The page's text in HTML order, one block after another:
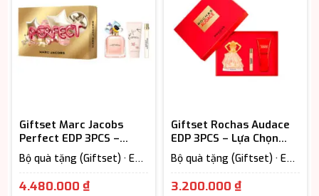
Giftset Marc Jacobs
Perfect EDP 3PCS –
Hương Tươi Mới Nhưng
Không Hòa Lẫn
Bộ quà tặng (Giftset) · EDP
hương từ 7-12h) · Floral –
4.480.000₫
Giftset Rochas Audace
EDP 3PCS – Lựa Chọn
Hoàn Hảo Cho Quà Tặng
Bộ quà tặng (Giftset) · EDP
hương từ 7-12h) · Floral –
3.200.000 ₫